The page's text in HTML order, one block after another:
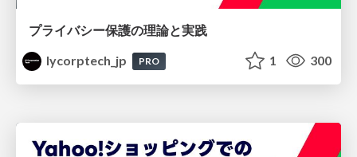
プライバシー保護の理論と実践
lycorptech_jp
PRO 1 300